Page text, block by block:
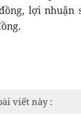
lợi nhuận
viết này :